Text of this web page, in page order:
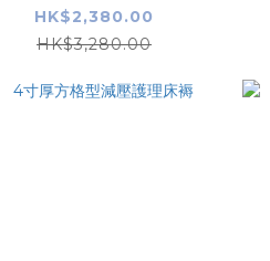
HK$2,380.00
HK$3,280.00